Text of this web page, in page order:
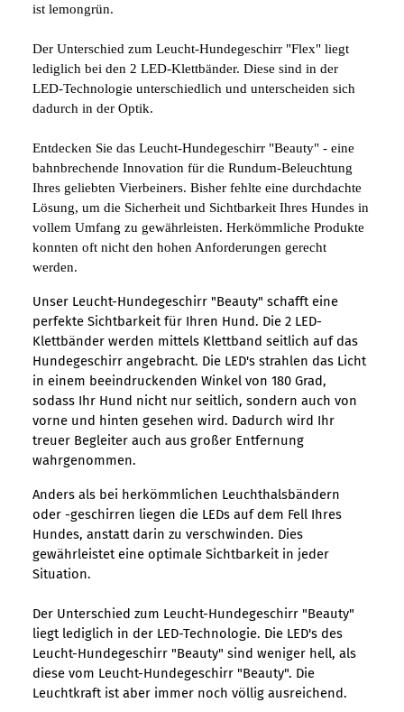
ist lemongrün.
Der Unterschied zum Leucht-Hundegeschirr "Flex" liegt
lediglich bei den 2 LED-Klettbänder. Diese sind in der
LED-Technologie unterschiedlich und unterscheiden sich
dadurch in der Optik.
Entdecken Sie das Leucht-Hundegeschirr "Beauty" - eine
bahnbrechende Innovation für die Rundum-Beleuchtung
Ihres geliebten Vierbeiners. Bisher fehlte eine durchdachte
Lösung, um die Sicherheit und Sichtbarkeit Ihres Hundes in
vollem Umfang zu gewährleisten. Herkömmliche Produkte
konnten oft nicht den hohen Anforderungen gerecht
werden.
Unser Leucht-Hundegeschirr "Beauty" schafft eine
perfekte Sichtbarkeit für Ihren Hund. Die 2 LED-
Klettbänder werden mittels Klettband seitlich auf das
Hundegeschirr angebracht. Die LED's strahlen das Licht
in einem beeindruckenden Winkel von 180 Grad,
sodass Ihr Hund nicht nur seitlich, sondern auch von
vorne und hinten gesehen wird. Dadurch wird Ihr
treuer Begleiter auch aus großer Entfernung
wahrgenommen.
Anders als bei herkömmlichen Leuchthalsbändern
oder -geschirren liegen die LEDs auf dem Fell Ihres
Hundes, anstatt darin zu verschwinden. Dies
gewährleistet eine optimale Sichtbarkeit in jeder
Situation.
Der Unterschied zum Leucht-Hundegeschirr "Beauty"
liegt lediglich in der LED-Technologie. Die LED's des
Leucht-Hundegeschirr "Beauty" sind weniger hell, als
diese vom Leucht-Hundegeschirr "Beauty". Die
Leuchtkraft ist aber immer noch völlig ausreichend.